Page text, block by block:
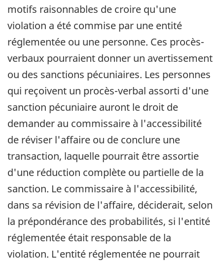
motifs raisonnables de croire qu'une
violation a été commise par une entité
réglementée ou une personne. Ces procès-
verbaux pourraient donner un avertissement
ou des sanctions pécuniaires. Les personnes
qui reçoivent un procès-verbal assorti d'une
sanction pécuniaire auront le droit de
demander au commissaire à l'accessibilité
de réviser l'affaire ou de conclure une
transaction, laquelle pourrait être assortie
d'une réduction complète ou partielle de la
sanction. Le commissaire à l'accessibilité,
dans sa révision de l'affaire, déciderait, selon
la prépondérance des probabilités, si l'entité
réglementée était responsable de la
violation. L'entité réglementée ne pourrait